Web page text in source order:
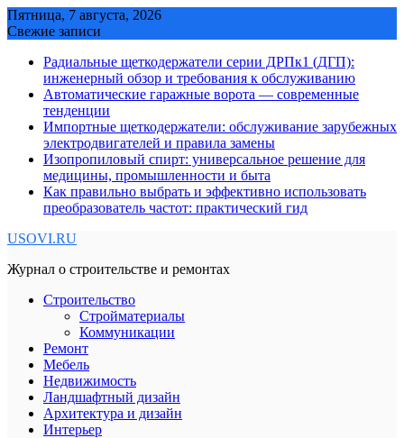
Skip
to
Пятница, 7 августа, 2026
Свежие записи
Радиальные щеткодержатели серии ДРПк1 (ДГП):
инженерный обзор и требования к обслуживанию
Автоматические гаражные ворота — современные
тенденции
Импортные щеткодержатели: обслуживание зарубежных
электродвигателей и правила замены
Изопропиловый спирт: универсальное решение для
медицины, промышленности и быта
Как правильно выбрать и эффективно использовать
преобразователь частот: практический гид
USOVI.RU
Журнал о строительстве и ремонтах
Строительство
Стройматериалы
Коммуникации
Ремонт
Мебель
Недвижимость
Ландшафтный дизайн
Архитектура и дизайн
Интерьер